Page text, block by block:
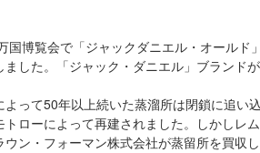
国博覧会で「ジャックダニエル・オールド
した。「ジャック・ダニエル」ブランド
よって50年以上続いた蒸溜所は閉鎖に追い
ローによって再建されました。しかしレ
ン・フォーマン株式会社が蒸留所を買収